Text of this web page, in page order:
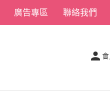
廣告專區 聯絡我們